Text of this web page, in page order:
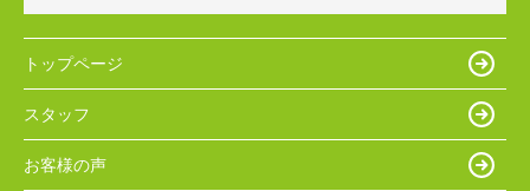
トップページ
スタッフ
お客様の声